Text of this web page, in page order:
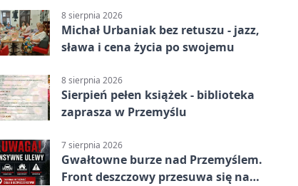
8 sierpnia 2026
Michał Urbaniak bez retuszu - jazz,
sława i cena życia po swojemu
8 sierpnia 2026
Sierpień pełen książek - biblioteka
zaprasza w Przemyślu
7 sierpnia 2026
Gwałtowne burze nad Przemyślem.
Front deszczowy przesuwa się na